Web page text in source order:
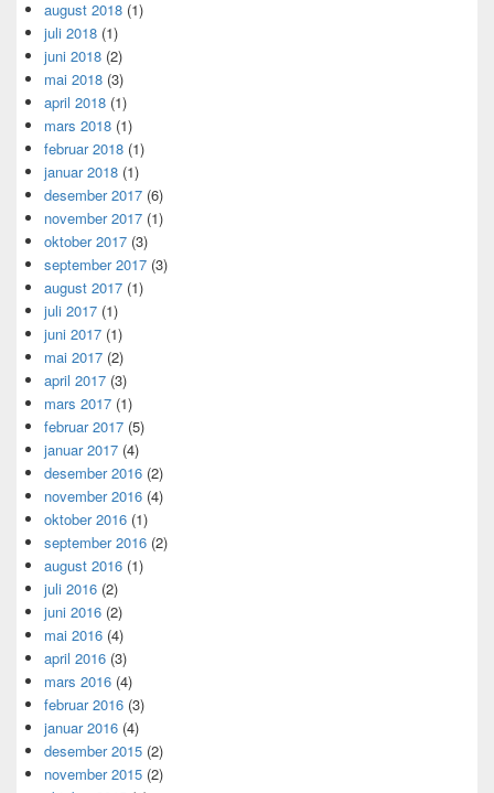
august 2018 (1)
juli 2018 (1)
juni 2018 (2)
mai 2018 (3)
april 2018 (1)
mars 2018 (1)
februar 2018 (1)
januar 2018 (1)
desember 2017 (6)
november 2017 (1)
oktober 2017 (3)
september 2017 (3)
august 2017 (1)
juli 2017 (1)
juni 2017 (1)
mai 2017 (2)
april 2017 (3)
mars 2017 (1)
februar 2017 (5)
januar 2017 (4)
desember 2016 (2)
november 2016 (4)
oktober 2016 (1)
september 2016 (2)
august 2016 (1)
juli 2016 (2)
juni 2016 (2)
mai 2016 (4)
april 2016 (3)
mars 2016 (4)
februar 2016 (3)
januar 2016 (4)
desember 2015 (2)
november 2015 (2)